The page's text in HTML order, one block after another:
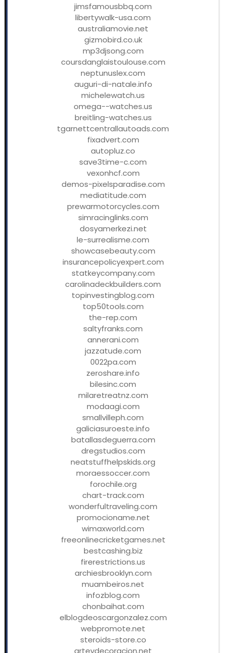
jimsfamousbbq.com
libertywalk-usa.com
australiamovie.net
gizmobird.co.uk
mp3djsong.com
coursdanglaistoulouse.com
neptunuslex.com
auguri-di-natale.info
michelewatch.us
omega--watches.us
breitling-watches.us
tgarnettcentrallautoads.com
fixadvert.com
autopluz.co
save3time-c.com
vexonhcf.com
demos-pixelsparadise.com
mediatitude.com
prewarmotorcycles.com
simracinglinks.com
dosyamerkezi.net
le-surrealisme.com
showcasebeauty.com
insurancepolicyexpert.com
statkeycompany.com
carolinadeckbuilders.com
topinvestingblog.com
top50tools.com
the-rep.com
saltyfranks.com
annerani.com
jazzatude.com
0022pa.com
zeroshare.info
bilesinc.com
milaretreatnz.com
modaagi.com
smallvilleph.com
galiciasuroeste.info
batallasdeguerra.com
dregstudios.com
neatstuffhelpskids.org
moraessoccer.com
forochile.org
chart-track.com
wonderfultraveling.com
promocioname.net
wimaxworld.com
freeonlinecricketgames.net
bestcashing.biz
firerestrictions.us
archiesbrooklyn.com
muambeiros.net
infozblog.com
chonbaihat.com
elblogdeoscargonzalez.com
webpromote.net
steroids-store.co
arteydecoracion.net